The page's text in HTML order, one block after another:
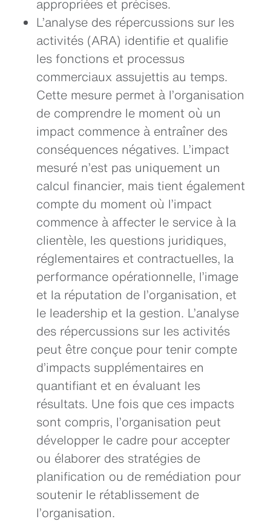
appropriées et précises.
L’analyse des répercussions sur les
activités (ARA) identifie et qualifie
les fonctions et processus
commerciaux assujettis au temps.
Cette mesure permet à l’organisation
de comprendre le moment où un
impact commence à entraîner des
conséquences négatives. L’impact
mesuré n’est pas uniquement un
calcul financier, mais tient également
compte du moment où l’impact
commence à affecter le service à la
clientèle, les questions juridiques,
réglementaires et contractuelles, la
performance opérationnelle, l’image
et la réputation de l’organisation, et
le leadership et la gestion. L’analyse
des répercussions sur les activités
peut être conçue pour tenir compte
d’impacts supplémentaires en
quantifiant et en évaluant les
résultats. Une fois que ces impacts
sont compris, l’organisation peut
développer le cadre pour accepter
ou élaborer des stratégies de
planification ou de remédiation pour
soutenir le rétablissement de
l’organisation.